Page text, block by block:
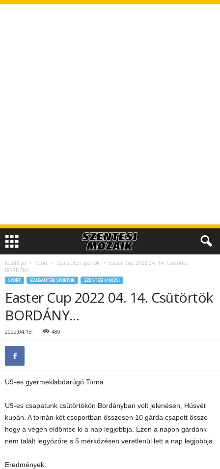
Kezdőlap Sport Szabadtéri sportok
Easter Cup 2022 04. 14. Csütörtök
BORDÁNY…
SPORT SZABADTÉRI SPORTOK SZENTESI KINIZSI
Easter Cup 2022 04. 14. Csütörtök
BORDÁNY…
2022.04.15. 480
U9-es gyermeklabdarúgó Torna
U9-es csapatunk csütörtökön Bordányban volt jelenésen, Húsvét
kupán. A tornán két csoportban összesen 10 gárda csapott össze
hogy a végén eldöntse ki a nap legjobbja. Ezen a napon gárdánk
nem talált legyőzőre s 5 mérkőzésen veretlenül lett a nap legjobbja.
Eredmények: